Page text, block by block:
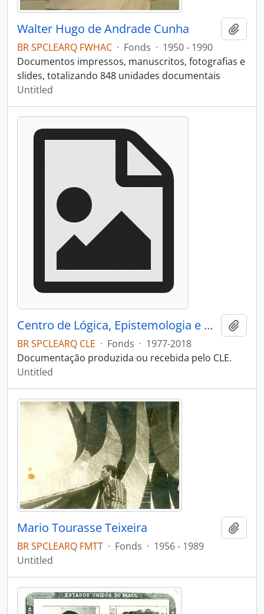
Walter Hugo de Andrade Cunha
BR SPCLEARQ FWHAC · Fonds · 1950 - 1990
Documentos impressos, manuscritos, fotografias e
slides, totalizando 848 unidades documentais
Untitled
Centro de Lógica, Epistemologia e História da Ciência
BR SPCLEARQ CLE · Fonds · 1977-2018
Documentação produzida ou recebida pelo CLE.
Untitled
Mario Tourasse Teixeira
BR SPCLEARQ FMTT · Fonds · 1956 - 1989
Untitled